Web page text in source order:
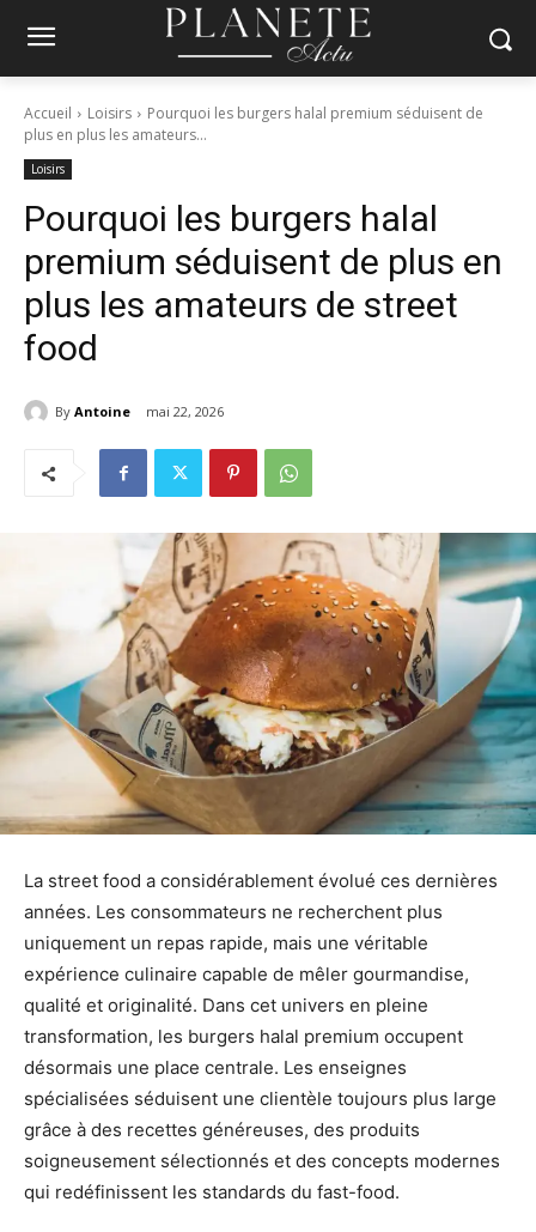
Accueil Loisirs
Pourquoi les burgers halal premium séduisent de
plus en plus les amateurs...
Loisirs
Pourquoi les burgers halal
premium séduisent de plus en
plus les amateurs de street
food
By Antoine mai 22, 2026
La street food a considérablement évolué ces dernières
années. Les consommateurs ne recherchent plus
uniquement un repas rapide, mais une véritable
expérience culinaire capable de mêler gourmandise,
qualité et originalité. Dans cet univers en pleine
transformation, les burgers halal premium occupent
désormais une place centrale. Les enseignes
spécialisées séduisent une clientèle toujours plus large
grâce à des recettes généreuses, des produits
soigneusement sélectionnés et des concepts modernes
qui redéfinissent les standards du fast-food.